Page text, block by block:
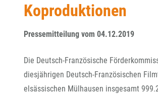
Koproduktionen
Pressemitteilung vom 04.12.2019
Die Deutsch-Französische
diesjährigen Deutsch-Französischen
elsässischen Mülhausen insgesamt